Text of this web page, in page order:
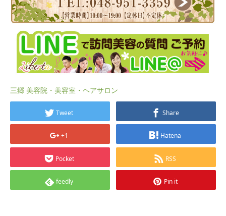
三郷 美容院・美容室・ヘアサロン
Tweet Share
+1 Hatena
Pocket RSS
feedly Pin it